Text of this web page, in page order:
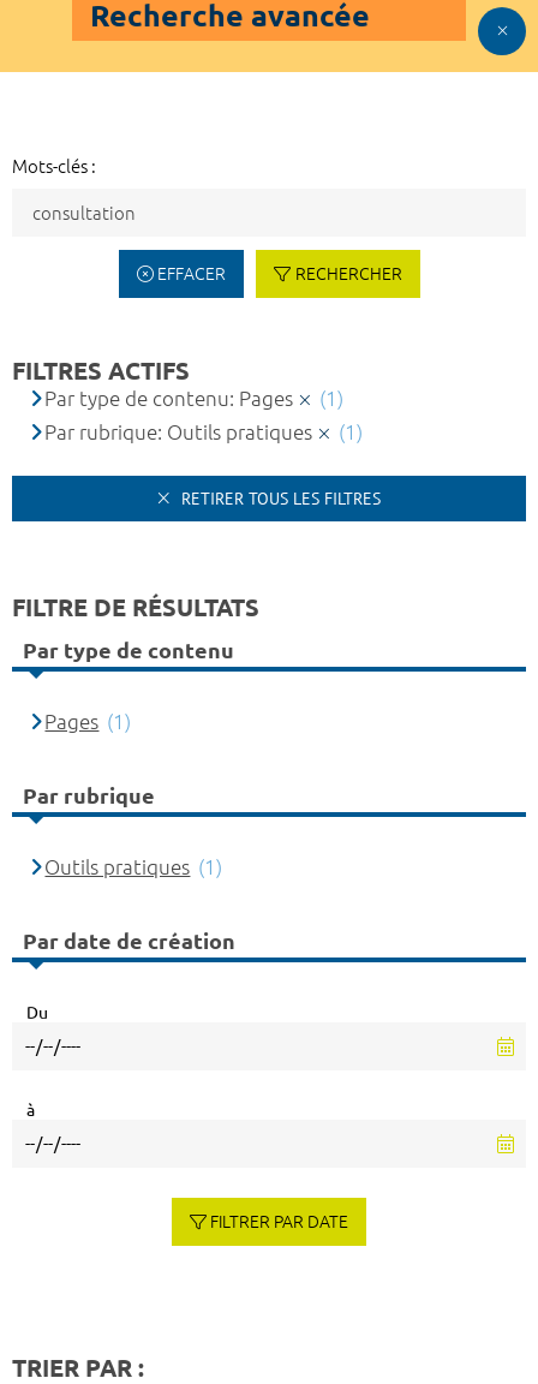
Recherche avancée
Mots-clés :
EFFACER RECHERCHER
FILTRES ACTIFS
Par type de contenu: Pages
(1)
Par rubrique: Outils pratiques
(1)
RETIRER TOUS LES FILTRES
FILTRE DE RÉSULTATS
Par type de contenu
Pages (1)
Par rubrique
Outils pratiques (1)
Par date de création
Du
à
FILTRER PAR DATE
TRIER PAR :